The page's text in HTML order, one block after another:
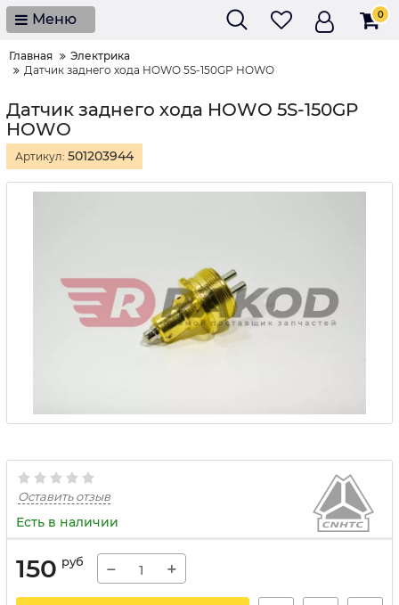
Меню 0
Главная
Электрика
Датчик заднего хода HOWO 5S-150GP HOWO
Датчик заднего хода HOWO 5S-150GP
HOWO
Артикул: 501203944
Оставить отзыв
Есть в наличии
150 руб − +